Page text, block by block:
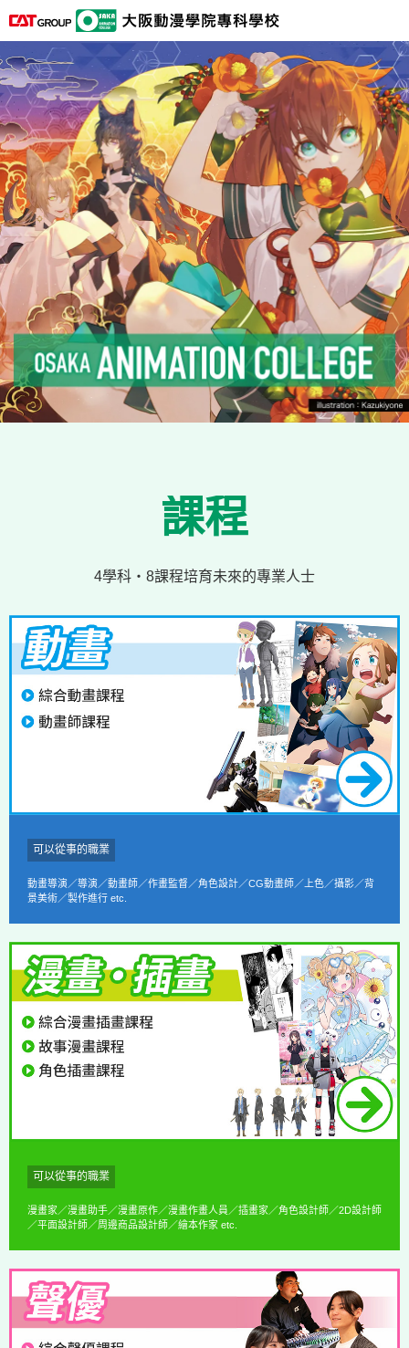
課程
4學科・8課程培育未來的專業人士
可以從事的職業
動畫導演／導演／動畫師／作畫監督／角色設計／CG動畫師／上色／攝影／背
景美術／製作進行 etc.
可以從事的職業
漫畫家／漫畫助手／漫畫原作／漫畫作畫人員／插畫家／角色設計師／2D設計師
／平面設計師／周邊商品設計師／繪本作家 etc.